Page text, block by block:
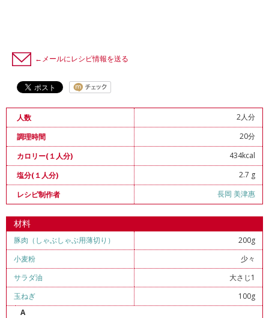
←メールにレシピ情報を送る
人数
2人分
調理時間
20分
カロリー(１人分)
434kcal
塩分(１人分)
2.7 g
レシピ制作者
長岡 美津惠
材料
豚肉（しゃぶしゃぶ用薄切り）
200g
小麦粉
少々
サラダ油
大さじ1
玉ねぎ
100g
A